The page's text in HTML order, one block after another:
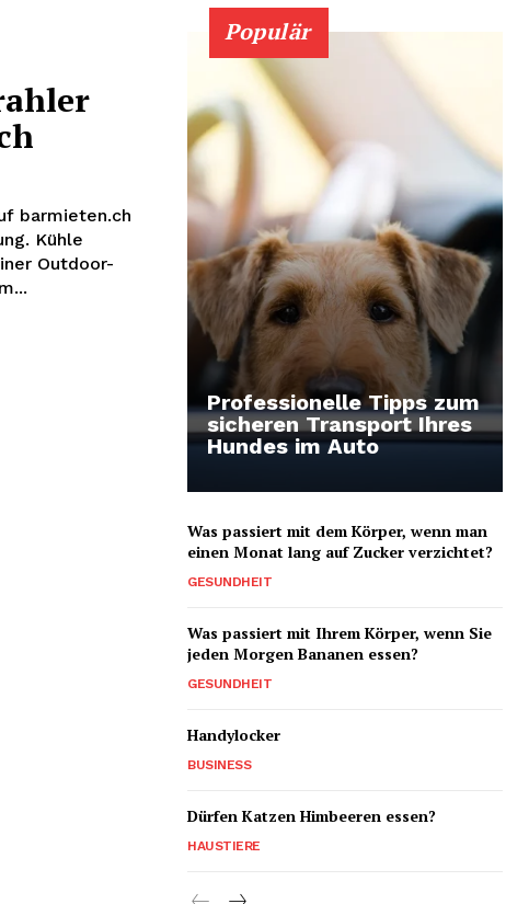
barmieten.ch
Kühle
Outdoor-
Populär
Professionelle Tipps zum
sicheren Transport Ihres
Hundes im Auto
Was passiert mit dem Körper, wenn man
einen Monat lang auf Zucker verzichtet?
GESUNDHEIT
Was passiert mit Ihrem Körper, wenn Sie
jeden Morgen Bananen essen?
GESUNDHEIT
Handylocker
BUSINESS
Dürfen Katzen Himbeeren essen?
HAUSTIERE